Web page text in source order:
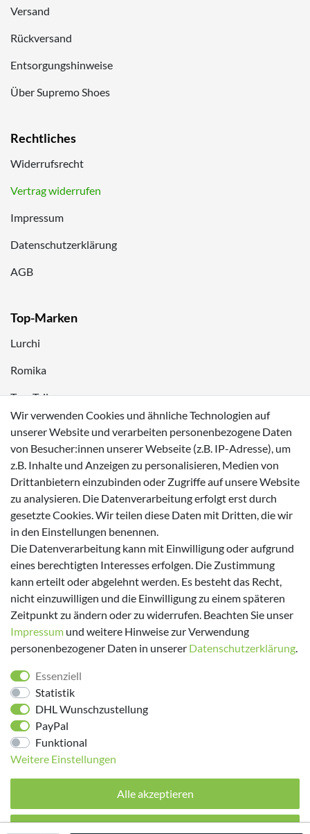
Versand
Rückversand
Entsorgungshinweise
Über Supremo Shoes
Rechtliches
Widerrufsrecht
Vertrag widerrufen
Impressum
Datenschutzerklärung
AGB
Top-Marken
Lurchi
Romika
Tom Tailor
Zahlungsmöglichkeiten
Versanddienstleister
Folge uns!
© 2026 made by Supremo | Alle Rechte vorbehalten.
Wir verwenden Cookies und ähnliche Technologien auf
unserer Website und verarbeiten personenbezogene Daten
von Besucher:innen unserer Webseite (z.B. IP-Adresse), um
z.B. Inhalte und Anzeigen zu personalisieren, Medien von
Drittanbietern einzubinden oder Zugriffe auf unsere Website
zu analysieren. Die Datenverarbeitung erfolgt erst durch
gesetzte Cookies. Wir teilen diese Daten mit Dritten, die wir
in den Einstellungen benennen.
Die Datenverarbeitung kann mit Einwilligung oder aufgrund
eines berechtigten Interesses erfolgen. Die Zustimmung
kann erteilt oder abgelehnt werden. Es besteht das Recht,
nicht einzuwilligen und die Einwilligung zu einem späteren
Zeitpunkt zu ändern oder zu widerrufen. Beachten Sie unser
Impressum und weitere Hinweise zur Verwendung
personenbezogener Daten in unserer Daten­schutz­erklärung.
Essenziell
Statistik
DHL Wunschzustellung
PayPal
Funktional
Weitere Einstellungen
Alle akzeptieren